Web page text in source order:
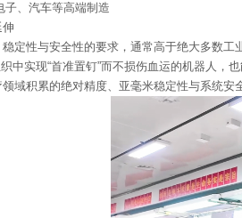
、汽车等高端制造
性与安全性的要求，通常高于绝大多数工
中实现“首准置钉”而不损伤血运的机器人，
积累的绝对精度、亚毫米稳定性与系统安